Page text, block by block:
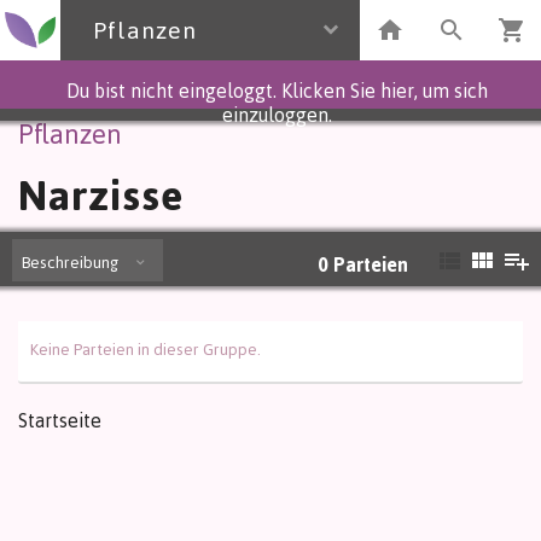
Pflanzen
Du bist nicht eingeloggt. Klicken Sie hier, um sich
einzuloggen.
Pflanzen
Narzisse
Beschreibung 0 Parteien
Keine Parteien in dieser Gruppe.
Startseite